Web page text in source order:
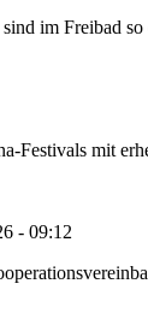
im Freibad
mit
- 09:12